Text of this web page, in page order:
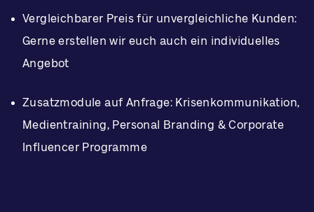
Vergleichbarer Preis für unvergleichliche Kunden:
Gerne erstellen wir euch auch ein individuelles
Angebot
Zusatzmodule auf Anfrage: Krisenkommunikation,
Medientraining, Personal Branding & Corporate
Influencer Programme